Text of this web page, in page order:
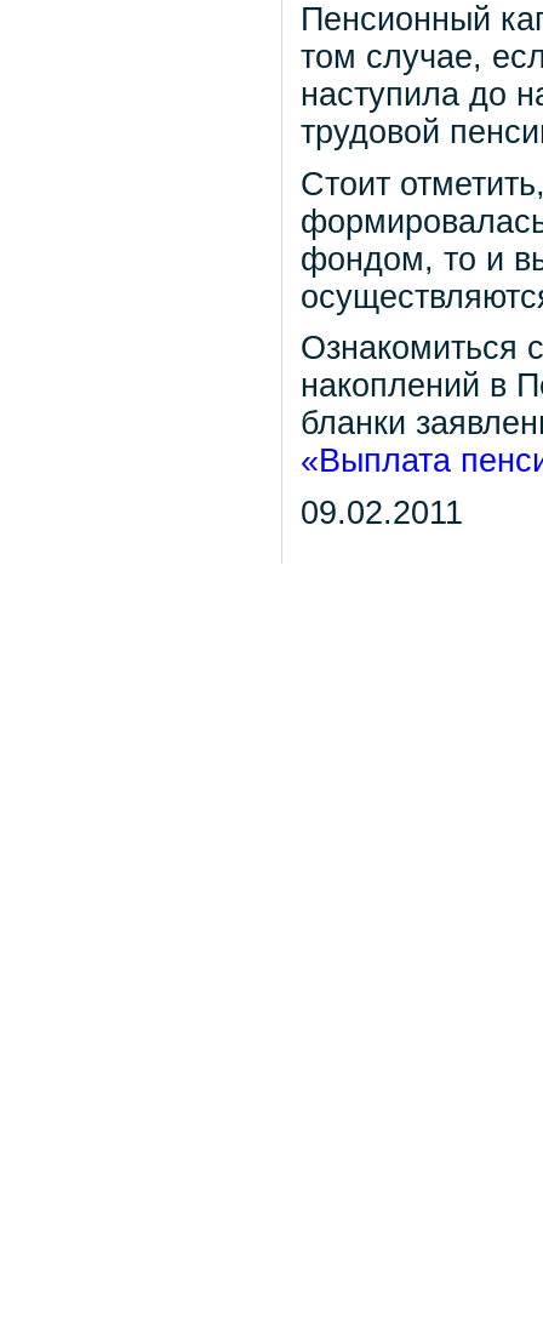
Пенсионный
том случае,
наступила до
трудовой
Стоит
фондом, то и
Ознакомиться
накоплений в
бланки
«Выплата
09.02.2011